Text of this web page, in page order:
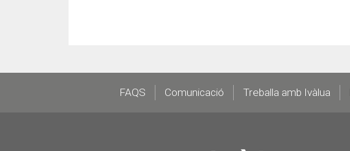
FooterFAQS Comunicació Treballa amb Ivàlua